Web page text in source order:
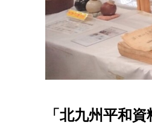
「北九州平和